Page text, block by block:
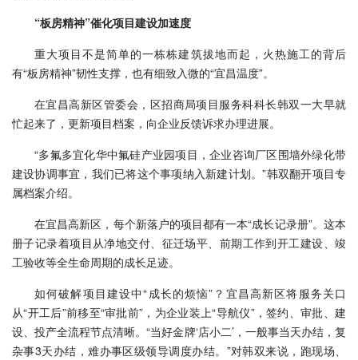
“板房精神”催化项目建设加速度
重大项目不是简单的一栋栋建筑拔地而起，火热施工的背后
有“板房精神”韧性支撑，也有细致入微的“宜昌温度”。
在宜昌高新区管委会，区招商局项目服务科科长韩双一大早就
忙起来了，更新项目档案，向企业反馈诉求办理进展。
“多氟多宜化华中氟硅产业园项目，企业咨询厂区围墙外绿化带
建设协调事宜，我们已将这个事项纳入新建计划。”韩双翻开项目专
属档案介绍。
在宜昌高新区，每个新落户的项目都有一本“成长记录册”。这本
册子记录着项目从净地交付、征迁场平、前期工作到开工建设、竣
工验收等全生命周期的成长足迹。
如何破解项目建设中“成长的烦恼”？宜昌高新区将服务关口
从“开工后”前移至“审批前”，为企业装上“导航仪”，签约、审批、建
设、投产全流程节点清晰。“当好金牌‘店小二’，一般事当天办结，复
杂事3天办结，难办事区级领导调度办结。”对韩双来说，跑现场、